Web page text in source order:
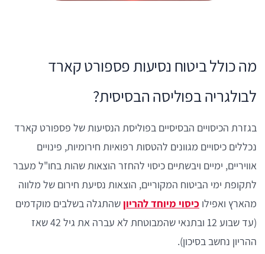
מה כולל ביטוח נסיעות פספורט קארד
לבולגריה בפוליסה הבסיסית?
בגזרת הכיסויים הבסיסיים בפוליסת הנסיעות של פספורט קארד
נכללים כיסויים מגוונים להטסות רפואיות חירומיות, פינויים
אוויריים, ימיים ויבשתיים כיסוי להחזר הוצאות שהות בחו"ל מעבר
לתקופת ימי הביטוח המקוריים, הוצאות נסיעת חירום של מלווה
מהארץ ואפילו כיסוי מיוחד להריון שהתגלה בשלבים מוקדמים
(עד שבוע 12 ובתנאי שהמבוטחת לא עברה את גיל 42 שאז
ההריון נחשב בסיכון).